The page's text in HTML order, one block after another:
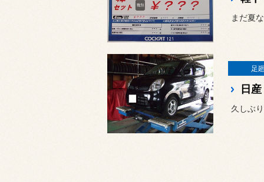
まだ夏
足
日
久しぶ